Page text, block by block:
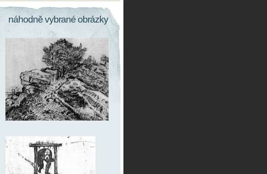
náhodně vybrané obrázky